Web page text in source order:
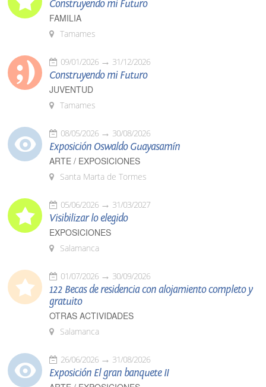
Construyendo mi Futuro
FAMILIA
Tamames
09/01/2026 31/12/2026
Construyendo mi Futuro
JUVENTUD
Tamames
08/05/2026 30/08/2026
Exposición Oswaldo Guayasamín
ARTE / EXPOSICIONES
Santa Marta de Tormes
05/06/2026 31/03/2027
Visibilizar lo elegido
EXPOSICIONES
Salamanca
01/07/2026 30/09/2026
122 Becas de residencia con alojamiento completo y
gratuito
OTRAS ACTIVIDADES
Salamanca
26/06/2026 31/08/2026
Exposición El gran banquete II